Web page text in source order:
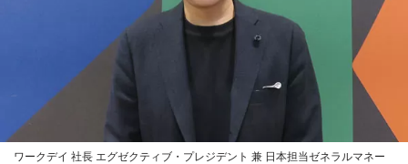
ワークデイ 社長 エグゼクティブ・プレジデント 兼 日本担当ゼネラルマネー